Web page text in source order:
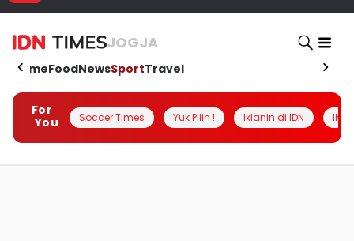
JOGJA
HomeFoodNewsSportTravel
For
You
Soccer Times Yuk Pilih ! Iklanin di IDN